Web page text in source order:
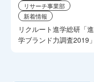
リサーチ事業部
新着情報
リクルート進学総研「進
学ブランド力調査2019」